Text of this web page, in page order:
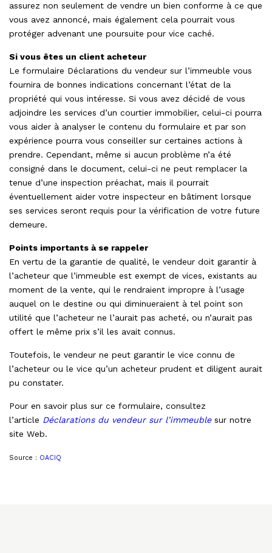
assurez non seulement de vendre un bien conforme à ce que
vous avez annoncé, mais également cela pourrait vous
protéger advenant une poursuite pour vice caché.
Si vous êtes un client acheteur
Le formulaire Déclarations du vendeur sur l’immeuble vous
fournira de bonnes indications concernant l’état de la
propriété qui vous intéresse. Si vous avez décidé de vous
adjoindre les services d’un courtier immobilier, celui-ci pourra
vous aider à analyser le contenu du formulaire et par son
expérience pourra vous conseiller sur certaines actions à
prendre. Cependant, même si aucun problème n’a été
consigné dans le document, celui-ci ne peut remplacer la
tenue d’une inspection préachat, mais il pourrait
éventuellement aider votre inspecteur en bâtiment lorsque
ses services seront requis pour la vérification de votre future
demeure.
Points importants à se rappeler
En vertu de la garantie de qualité, le vendeur doit garantir à
l’acheteur que l’immeuble est exempt de vices, existants au
moment de la vente, qui le rendraient impropre à l’usage
auquel on le destine ou qui diminueraient à tel point son
utilité que l’acheteur ne l’aurait pas acheté, ou n’aurait pas
offert le même prix s’il les avait connus.
Toutefois, le vendeur ne peut garantir le vice connu de
l’acheteur ou le vice qu’un acheteur prudent et diligent aurait
pu constater.
Pour en savoir plus sur ce formulaire, consultez
l’article Déclarations du vendeur sur l’immeublesur notre
site Web.
Source : OACIQ